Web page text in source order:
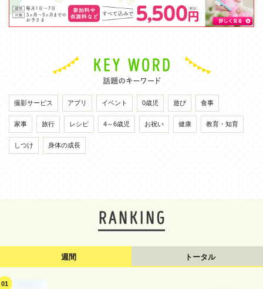
撮影サービス アプリ イベント 0歳児 遊び 食事
家事 旅行 レシピ 4～6歳児 お祝い 健康 教育・知育
しつけ 身体の成長
週間 トータル